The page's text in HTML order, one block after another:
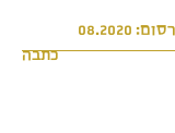
08.2020
כתבה